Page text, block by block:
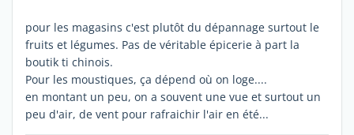
pour les magasins c'est plutôt du dépannage surtout le
fruits et légumes. Pas de véritable épicerie à part la
boutik ti chinois.
Pour les moustiques, ça dépend où on loge....
en montant un peu, on a souvent une vue et surtout un
peu d'air, de vent pour rafraichir l'air en été...